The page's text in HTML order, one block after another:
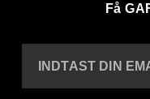
Få
INDTAST DIN